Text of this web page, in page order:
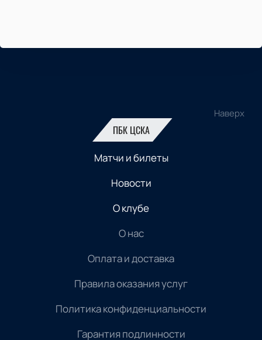
Наверх
ПБК ЦСКА
Матчи и билеты
Новости
О клубе
О нас
Оплата и доставка
Правила оказания услуг
Политика конфиденциальности
Гарантия подлинности